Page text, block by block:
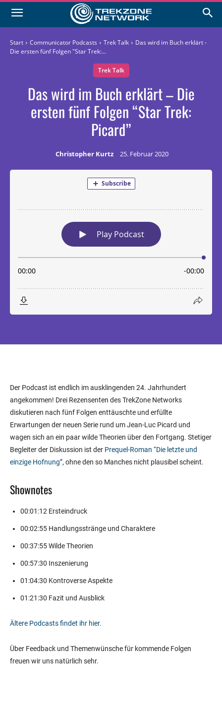
Start Communicator Podcasts Trek Talk
Das wird im Buch erklärt -
Die ersten fünf Folgen "Star Trek:...
Trek Talk
Das wird im Buch erklärt – Die
ersten fünf Folgen “Star Trek:
Picard”
Christopher Kurtz 25. Februar 2020
Der Podcast ist endlich im ausklingenden 24. Jahrhundert
angekommen! Drei Rezensenten des TrekZone Networks
diskutieren nach fünf Folgen enttäuschte und erfüllte
Erwartungen der neuen Serie rund um Jean-Luc Picard und
wagen sich an ein paar wilde Theorien über den Fortgang. Stetiger
Begleiter der Diskussion ist der Prequel-Roman “Die letzte und
einzige Hofnung”, ohne den so Manches nicht plausibel scheint.
Shownotes
00:01:12 Ersteindruck
00:02:55 Handlungsstränge und Charaktere
00:37:55 Wilde Theorien
00:57:30 Inszenierung
01:04:30 Kontroverse Aspekte
01:21:30 Fazit und Ausblick
Ältere Podcasts findet ihr hier.
Über Feedback und Themenwünsche für kommende Folgen
freuen wir uns natürlich sehr.